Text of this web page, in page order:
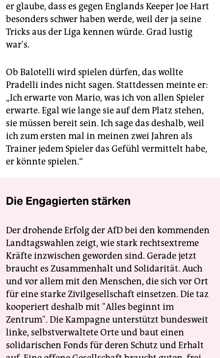
er glaube, dass es gegen Englands Keeper Joe Hart
besonders schwer haben werde, weil der ja seine
Tricks aus der Liga kennen würde. Grad lustig
war's.
Ob Balotelli wird spielen dürfen, das wollte
Pradelli indes nicht sagen. Stattdessen meinte er:
„Ich erwarte von Mario, was ich von allen Spieler
erwarte. Egal wie lange sie auf dem Platz stehen,
sie müssen bereit sein. Ich sage das deshalb, weil
ich zum ersten mal in meinen zwei Jahren als
Trainer jedem Spieler das Gefühl vermittelt habe,
er könnte spielen.“
Die Engagierten stärken
Der drohende Erfolg der AfD bei den kommenden
Landtagswahlen zeigt, wie stark rechtsextreme
Kräfte inzwischen geworden sind. Gerade jetzt
braucht es Zusammenhalt und Solidarität. Auch
und vor allem mit den Menschen, die sich vor Ort
für eine starke Zivilgesellschaft einsetzen. Die taz
kooperiert deshalb mit "Alles beginnt im
Zentrum". Die Kampagne unterstützt bundesweit
linke, selbstverwaltete Orte und baut einen
solidarischen Fonds für deren Schutz und Erhalt